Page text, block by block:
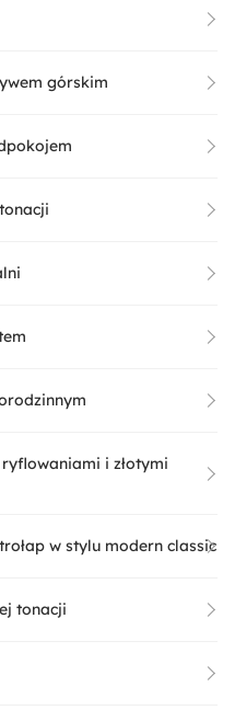
górskim
i złotymi
w stylu modern classic
tonacji